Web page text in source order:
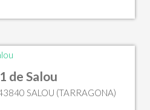
de Salou
SALOU (TARRAGONA)